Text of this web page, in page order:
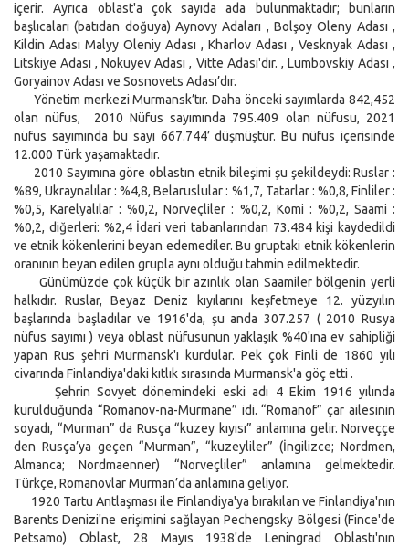
içerir. Ayrıca oblast'a çok sayıda ada bulunmaktadır; bunların
başlıcaları (batıdan doğuya) Aynovy Adaları , Bolşoy Oleny Adası ,
Kildin Adası Malyy Oleniy Adası , Kharlov Adası , Vesknyak Adası ,
Litskiye Adası , Nokuyev Adası , Vitte Adası'dır. , Lumbovskiy Adası ,
Goryainov Adası ve Sosnovets Adası’dır.
Yönetim merkezi Murmansk’tır. Daha önceki sayımlarda 842,452
olan nüfus, 2010 Nüfus sayımında 795.409 olan nüfusu, 2021
nüfus sayımında bu sayı 667.744’ düşmüştür. Bu nüfus içerisinde
12.000 Türk yaşamaktadır.
2010 Sayımına göre oblastın etnik bileşimi şu şekildeydi: Ruslar :
%89, Ukraynalılar : %4,8, Belaruslular : %1,7, Tatarlar : %0,8, Finliler :
%0,5, Karelyalılar : %0,2, Norveçliler : %0,2, Komi : %0,2, Saami :
%0,2, diğerleri: %2,4 İdari veri tabanlarından 73.484 kişi kaydedildi
ve etnik kökenlerini beyan edemediler. Bu gruptaki etnik kökenlerin
oranının beyan edilen grupla aynı olduğu tahmin edilmektedir.
Günümüzde çok küçük bir azınlık olan Saamiler bölgenin yerli
halkıdır. Ruslar, Beyaz Deniz kıyılarını keşfetmeye 12. yüzyılın
başlarında başladılar ve 1916'da, şu anda 307.257 ( 2010 Rusya
nüfus sayımı ) veya oblast nüfusunun yaklaşık %40'ına ev sahipliği
yapan Rus şehri Murmansk'ı kurdular. Pek çok Finli de 1860 yılı
civarında Finlandiya'daki kıtlık sırasında Murmansk'a göç etti .
Şehrin Sovyet dönemindeki eski adı 4 Ekim 1916 yılında
kurulduğunda “Romanov-na-Murmane” idi. “Romanof” çar ailesinin
soyadı, “Murman” da Rusça “kuzey kıyısı” anlamına gelir. Norveççe
den Rusça’ya geçen “Murman”, “kuzeyliler” (İngilizce; Nordmen,
Almanca; Nordmaenner) “Norveçliler” anlamına gelmektedir.
Türkçe, Romanovlar Murman’da anlamına geliyor.
1920 Tartu Antlaşması ile Finlandiya'ya bırakılan ve Finlandiya'nın
Barents Denizi'ne erişimini sağlayan Pechengsky Bölgesi (Fince'de
Petsamo) Oblast, 28 Mayıs 1938'de Leningrad Oblastı'nın